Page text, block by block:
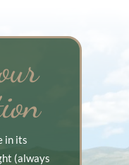
in its
(always